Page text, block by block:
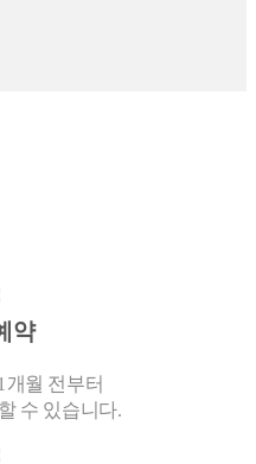
약
개월 전부터
수 있습니다.